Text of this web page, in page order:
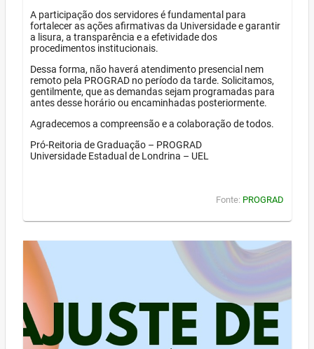
A participação dos servidores é fundamental para
fortalecer as ações afirmativas da Universidade e garantir
a lisura, a transparência e a efetividade dos
procedimentos institucionais.
Dessa forma, não haverá atendimento presencial nem
remoto pela PROGRAD no período da tarde. Solicitamos,
gentilmente, que as demandas sejam programadas para
antes desse horário ou encaminhadas posteriormente.
Agradecemos a compreensão e a colaboração de todos.
Pró-Reitoria de Graduação – PROGRAD
Universidade Estadual de Londrina – UEL
Fonte: PROGRAD